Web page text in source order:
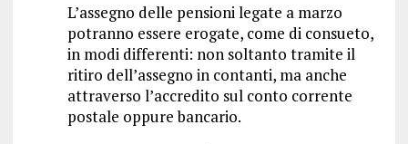
L’assegno delle pensioni legate a marzo
potranno essere erogate, come di consueto,
in modi differenti: non soltanto tramite il
ritiro dell’assegno in contanti, ma anche
attraverso l’accredito sul conto corrente
postale oppure bancario.